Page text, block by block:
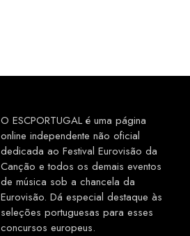
O ESCPORTUGAL é uma página
online independente não oficial
dedicada ao Festival Eurovisão da
Canção e todos os demais eventos
de música sob a chancela da
Eurovisão. Dá especial destaque às
seleções portuguesas para esses
concursos europeus.